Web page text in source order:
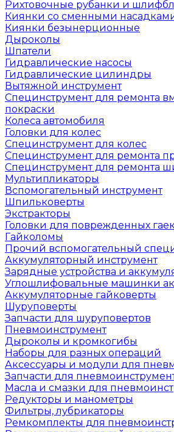
Рихтовочные рубанки и
Киянки со сменными
Киянки безынерционные
Дыроколы
Шпатели
Гидравлические насосы
Гидравлические цилиндры
Вытяжной инструмент
Специнструмент для ремонта
покраски
Колеса автомобиля
Головки для колес
Специнструмент для колес
Специнструмент для ремонта
Специнструмент для ремонта
Мультипликаторы
Вспомогательный инструмент
Шпильковерты
Экстракторы
Головки для поврежденных гаек
Гайколомы
Прочий вспомогательный
Аккумуляторный инструмент
Зарядные устройства и
Углошлифовальные машинки
Аккумуляторные гайковерты
Шуруповерты
Запчасти для шуруповертов
Пневмоинструмент
Дыроколы и кромкогибы
Наборы для разных операций
Аксессуары и модули для
Запчасти для
Масла и смазки для
Редукторы и манометры
Фильтры, лубрикаторы
Ремкомплекты для